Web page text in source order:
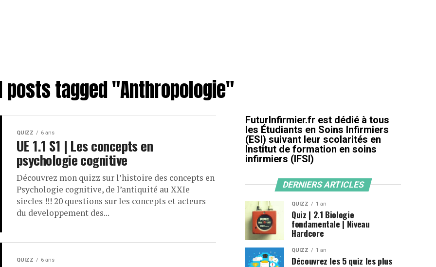
posts tagged "Anthropologie"
QUIZZ 6 ans
UE 1.1 S1 | Les concepts en
psychologie cognitive
Découvrez mon quizz sur l’histoire des concepts en
Psychologie cognitive, de l’antiquité au XXIe
siecles !!! 20 questions sur les concepts et acteurs
du developpement des...
QUIZZ 6 ans
FuturInfirmier.fr est dédié à tous
les Étudiants en Soins Infirmiers
(ESI) suivant leur scolarités en
Institut de formation en soins
infirmiers (IFSI)
DERNIERS ARTICLES
QUIZZ 1 an
Quiz | 2.1 Biologie
fondamentale | Niveau
Hardcore
QUIZZ 1 an
Découvrez les 5 quiz les plus